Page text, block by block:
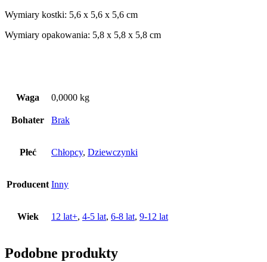
Wymiary kostki: 5,6 x 5,6 x 5,6 cm
Wymiary opakowania: 5,8 x 5,8 x 5,8 cm
Waga 0,0000 kg
Bohater Brak
Płeć Chłopcy, Dziewczynki
Producent Inny
Wiek 12 lat+, 4-5 lat, 6-8 lat, 9-12 lat
Podobne produkty